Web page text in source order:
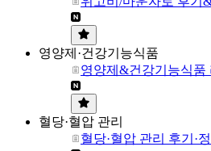
영양제·건강기능식품
영양제&건강기능식품
혈당·혈압 관리
혈당·혈압 관리 후기·